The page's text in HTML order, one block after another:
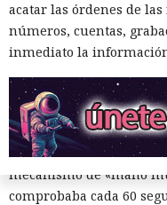
código malicioso
insertaba el mismo
publicaba de nuevo en
en un gusano
que en la base estaba
Hulud, publicado
Los especialistas de
mecanismo de «mano
comprobaba cada 60
acatar las órdenes de
números, cuentas,
inmediato la